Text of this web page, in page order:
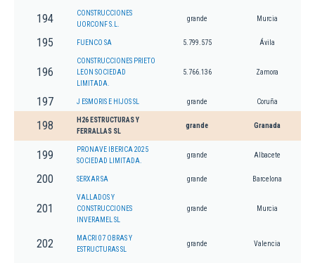
194
CONSTRUCCIONES
UORCONF S.L.
grande Murcia
195 FUENCO SA 5.799.575 Ávila
196
CONSTRUCCIONES PRIETO
LEON SOCIEDAD
LIMITADA.
5.766.136 Zamora
197 J ESMORIS E HIJOS SL grande Coruña
198
H26 ESTRUCTURAS Y
FERRALLAS SL
grande Granada
199
PRONAVE IBERICA 2025
SOCIEDAD LIMITADA.
grande Albacete
200 SERXAR SA grande Barcelona
201
VALLADOS Y
CONSTRUCCIONES
INVERAMEL SL
grande Murcia
202
MACRI 07 OBRAS Y
ESTRUCTURAS SL
grande Valencia